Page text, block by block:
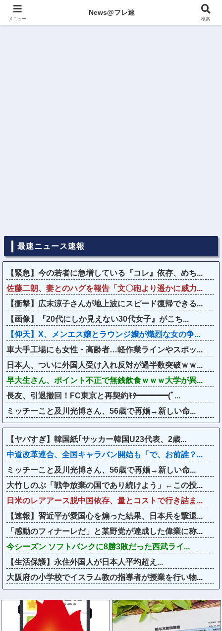
最速ニュース速報
【緊急】今の若者に急増している『コレ』依存、めち...
佐藤二朗、妻とのハグを報告「文〇砲より遥かに威力...
【衝撃】広末涼子さんが地上波にスピード復帰できる...
【画像】『20代にしか見えない30代女子』がこち...
【仰天】X、メンエス嬢とラウンジ嬢が熾烈な女の争...
車大手工場にも女性・高齢者…軽作業ラインやスポッ...
日本人、ついに外国人受け入れ反対が過半数突破ｗｗ...
早大生さん、ポイント不正で無銭飲食ｗｗｗ大学が異...
長友、引退撤回！FC東京と再契約ｷﾀ━━━━(ﾟ...
ミッチーこと及川光博さん、56歳で再婚→新しい命...
【ヤバすぎ】韓国紙｢サッカー韓国U23代表、2歳...
中道改革連合、全国キャラバン開始も「で、お前誰？...
ミッチーこと及川光博さん、56歳で再婚→新しい命...
大竹しのぶ「戦争放棄の国であり続けよう」←この投...
日米のレアアース脱中国依存、量とコストで行き詰ま...
【速報】習近平が愛国心を煽った結果、日本兵を撃退...
「感動のフィナーレだ」と某野党が達成した偉業に称...
今シーズン ソフトバンクに8勝3敗だった西武ライ...
【生活保護】永住外国人が日本人平均超え...
大阪府の小学校でイスラム教の指導者が授業を行い物...
メニュー
News@フレ速
検索